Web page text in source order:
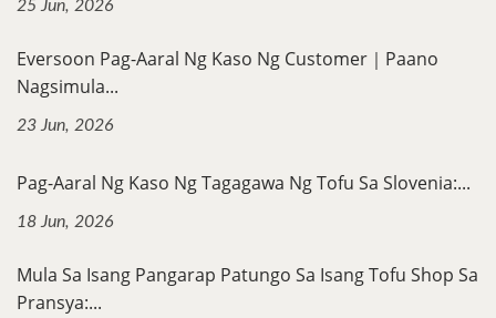
25 Jun, 2026
Eversoon Pag-Aaral Ng Kaso Ng Customer｜Paano
Nagsimula...
23 Jun, 2026
Pag-Aaral Ng Kaso Ng Tagagawa Ng Tofu Sa Slovenia:...
18 Jun, 2026
Mula Sa Isang Pangarap Patungo Sa Isang Tofu Shop Sa
Pransya:...